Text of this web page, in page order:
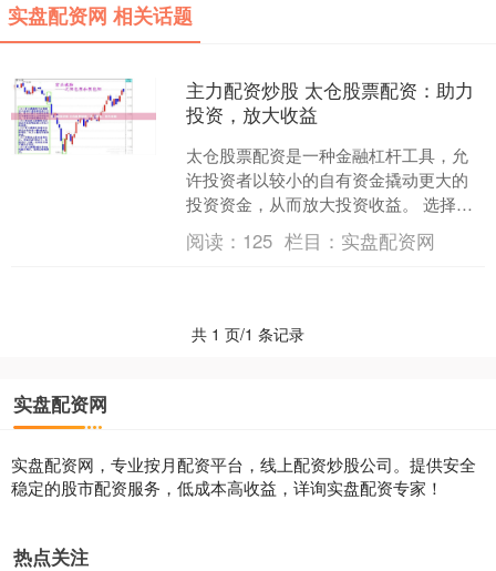
实盘配资网 相关话题
主力配资炒股 太仓股票配资：助力
投资，放大收益
太仓股票配资是一种金融杠杆工具，允
许投资者以较小的自有资金撬动更大的
投资资金，从而放大投资收益。 选择正
规、信誉良好的配资平台至关重要。考
虑平台的资质、风控措施....
阅读： 125 栏目： 实盘配资网
共 1 页/1 条记录
实盘配资网
实盘配资网，专业按月配资平台，线上配资炒股公司。提供安全
稳定的股市配资服务，低成本高收益，详询实盘配资专家！
热点关注